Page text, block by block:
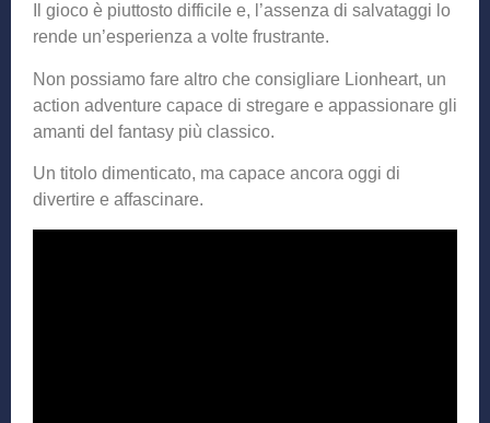
Il gioco è piuttosto difficile e, l’assenza di salvataggi lo
rende un’esperienza a volte frustrante.
Non possiamo fare altro che consigliare Lionheart, un
action adventure capace di stregare e appassionare gli
amanti del fantasy più classico.
Un titolo dimenticato, ma capace ancora oggi di
divertire e affascinare.